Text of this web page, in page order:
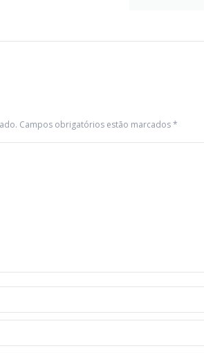
Campos obrigatórios estão marcados*